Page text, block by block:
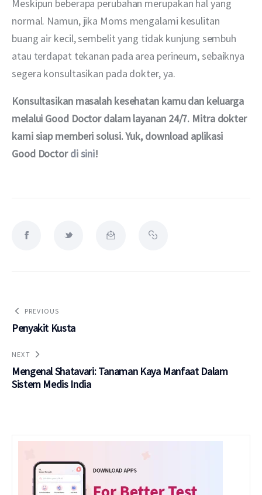
Meskipun beberapa perubahan merupakan hal yang
normal. Namun, jika Moms mengalami kesulitan
buang air kecil, sembelit yang tidak kunjung sembuh
atau terdapat tekanan pada area perineum, sebaiknya
segera konsultasikan pada dokter, ya.
Konsultasikan masalah kesehatan kamu dan keluarga
melalui Good Doctor dalam layanan 24/7. Mitra dokter
kami siap memberi solusi. Yuk, download aplikasi
Good Doctor di sini!
PREVIOUS
Penyakit Kusta
NEXT
Mengenal Shatavari: Tanaman Kaya Manfaat Dalam
Sistem Medis India